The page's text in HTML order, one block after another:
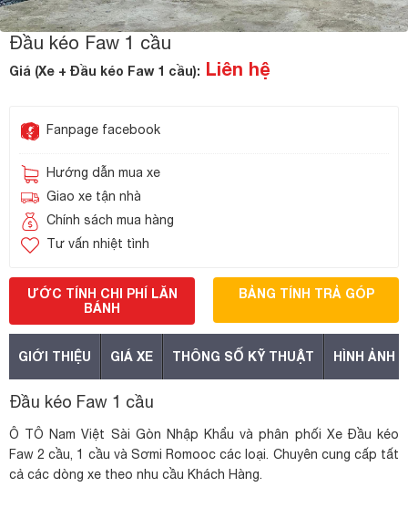
Đầu kéo Faw 1 cầu
Giá (Xe + Đầu kéo Faw 1 cầu): Liên hệ
Fanpage facebook
Hướng dẫn mua xe
Giao xe tận nhà
Chính sách mua hàng
Tư vấn nhiệt tình
ƯỚC TÍNH CHI PHÍ LĂN
BÁNH
BẢNG TÍNH TRẢ GÓP
GIỚI THIỆU GIÁ XE THÔNG SỐ KỸ THUẬT HÌNH ẢNH
Đầu kéo Faw 1 cầu
Ô TÔ Nam Việt Sài Gòn Nhập Khẩu và phân phối Xe Đầu kéo
Faw 2 cầu, 1 cầu và Sơmi Romooc các loại. Chuyên cung cấp tất
cả các dòng xe theo nhu cầu Khách Hàng.